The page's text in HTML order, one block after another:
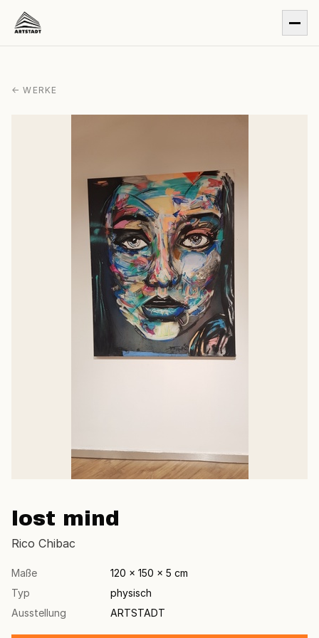
← WERKE
lost mind
Rico Chibac
Maße
120 × 150 × 5 cm
Typ
physisch
Ausstellung
ARTSTADT